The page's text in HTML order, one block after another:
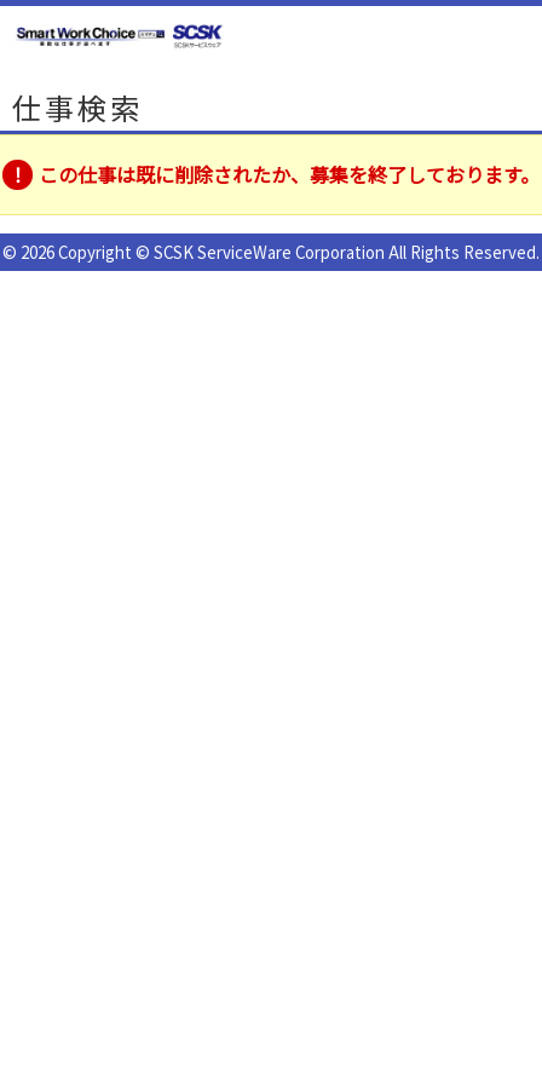
仕事検索
この仕事は既に削除されたか、募集を終了しております。
© 2026 Copyright © SCSK ServiceWare Corporation All Rights Reserved.